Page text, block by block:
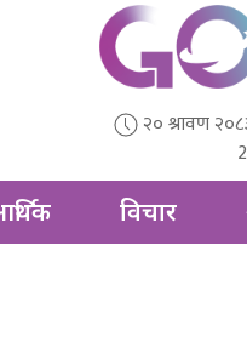
२० श्रावण
विचार